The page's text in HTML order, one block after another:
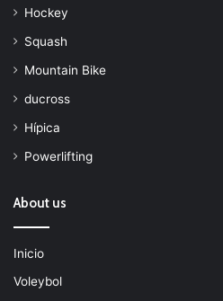
Hockey
Squash
Mountain Bike
ducross
Hípica
Powerlifting
About us
Inicio
Voleybol